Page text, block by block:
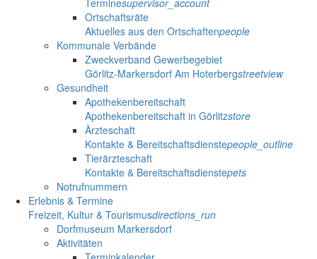
Terminesupervisor_account
Ortschaftsräte
Aktuelles aus den Ortschaftenpeople
Kommunale Verbände
Zweckverband Gewerbegebiet
Görlitz-Markersdorf Am Hoterbergstreetview
Gesundheit
Apothekenbereitschaft
Apothekenbereitschaft in Görlitzstore
Ärzteschaft
Kontakte & Bereitschaftsdienstepeople_outline
Tierärzteschaft
Kontakte & Bereitschaftsdienstepets
Notrufnummern
Erlebnis & Termine
Freizeit, Kultur & Tourismusdirections_run
Dorfmuseum Markersdorf
Aktivitäten